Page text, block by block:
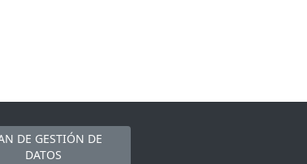
DE GESTIÓN DE
DATOS